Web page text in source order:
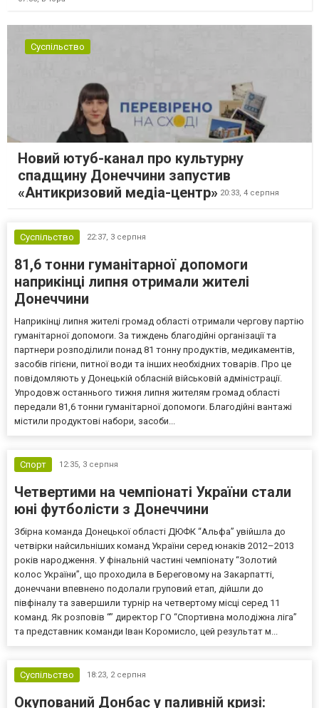
Суспільство
Новий ютуб-канал про культурну
спадщину Донеччини запустив
«Антикризовий медіа-центр» 20:33, 4 серпня
Суспільство 22:37, 3 серпня
81,6 тонни гуманітарної допомоги
наприкінці липня отримали жителі
Донеччини
Наприкінці липня жителі громад області отримали чергову партію
гуманітарної допомоги. За тиждень благодійні організації та
партнери розподілили понад 81 тонну продуктів, медикаментів,
засобів гігієни, питної води та інших необхідних товарів. Про це
повідомляють у Донецькій обласній військовій адміністрації.
Упродовж останнього тижня липня жителям громад області
передали 81,6 тонни гуманітарної допомоги. Благодійні вантажі
містили продуктові набори, засоби...
Спорт 12:35, 3 серпня
Четвертими на чемпіонаті України стали
юні футболісти з Донеччини
Збірна команда Донецької області ДЮФК “Альфа” увійшла до
четвірки найсильніших команд України серед юнаків 2012–2013
років народження. У фінальній частині чемпіонату “Золотий
колос України”, що проходила в Береговому на Закарпатті,
донеччани впевнено подолали груповий етап, дійшли до
півфіналу та завершили турнір на четвертому місці серед 11
команд. Як розповів “” директор ГО “Спортивна молодіжна ліга”
та представник команди Іван Коромисло, цей результат м...
Суспільство 18:23, 2 серпня
Окупований Донбас у паливній кризі: